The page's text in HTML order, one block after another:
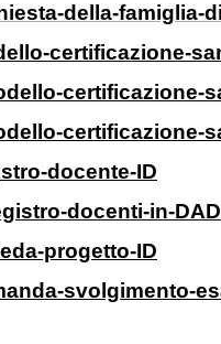
della-famiglia-
certificazione-
certificazione-
certificazione-
docente-ID
docenti-in-DAD
progetto-ID
svolgimento-